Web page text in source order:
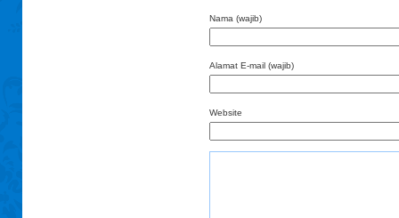
Nama (wajib)
Alamat E-mail (wajib)
Website